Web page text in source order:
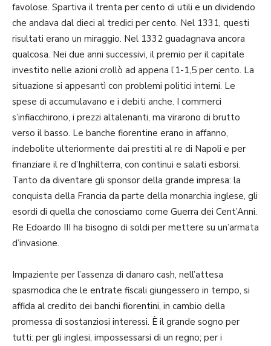
favolose. Spartiva il trenta per cento di utili e un dividendo
che andava dal dieci al tredici per cento. Nel 1331, questi
risultati erano un miraggio. Nel 1332 guadagnava ancora
qualcosa. Nei due anni successivi, il premio per il capitale
investito nelle azioni crollò ad appena l’1-1,5 per cento. La
situazione si appesantì con problemi politici interni. Le
spese di accumulavano e i debiti anche. I commerci
s’infiacchirono, i prezzi altalenanti, ma virarono di brutto
verso il basso. Le banche fiorentine erano in affanno,
indebolite ulteriormente dai prestiti al re di Napoli e per
finanziare il re d’Inghilterra, con continui e salati esborsi.
Tanto da diventare gli sponsor della grande impresa: la
conquista della Francia da parte della monarchia inglese, gli
esordi di quella che conosciamo come Guerra dei Cent’Anni.
Re Edoardo III ha bisogno di soldi per mettere su un’armata
d’invasione.
Impaziente per l’assenza di danaro cash, nell’attesa
spasmodica che le entrate fiscali giungessero in tempo, si
affida al credito dei banchi fiorentini, in cambio della
promessa di sostanziosi interessi. È il grande sogno per
tutti: per gli inglesi, impossessarsi di un regno; per i